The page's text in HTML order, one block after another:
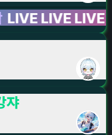
LIVE LIVE 종합
쟈